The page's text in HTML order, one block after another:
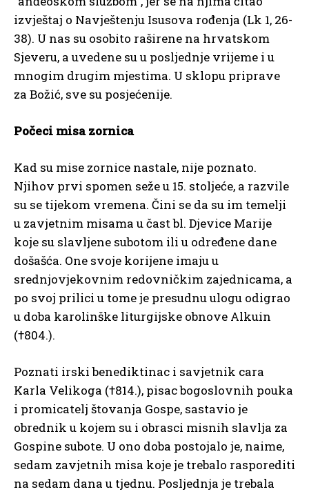
izvještaj o Navještenju Isusova rođenja (Lk 1, 26-
38). U nas su osobito raširene na hrvatskom
Sjeveru, a uvedene su u posljednje vrijeme i u
mnogim drugim mjestima. U sklopu priprave
za Božić, sve su posjećenije.
Počeci misa zornica
Kad su mise zornice nastale, nije poznato.
Njihov prvi spomen seže u 15. stoljeće, a razvile
su se tijekom vremena. Čini se da su im temelji
u zavjetnim misama u čast bl. Djevice Marije
koje su slavljene subotom ili u određene dane
došašća. One svoje korijene imaju u
srednjovjekovnim redovničkim zajednicama, a
po svoj prilici u tome je presudnu ulogu odigrao
u doba karolinške liturgijske obnove Alkuin
(†804.).
Poznati irski benediktinac i savjetnik cara
Karla Velikoga (†814.), pisac bogoslovnih pouka
i promicatelj štovanja Gospe, sastavio je
obrednik u kojem su i obrasci misnih slavlja za
Gospine subote. U ono doba postojalo je, naime,
sedam zavjetnih misa koje je trebalo rasporediti
na sedam dana u tjednu. Posljednja je trebala